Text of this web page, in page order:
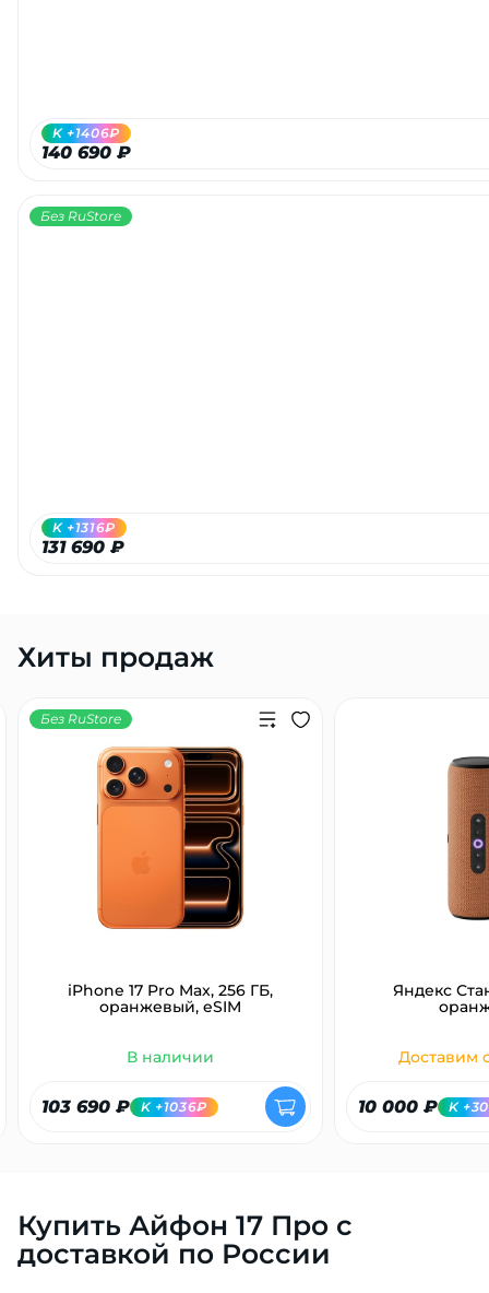
140 690 ₽
K +1406₽
Без RuStore
131 690 ₽
K +1316₽
Хиты продаж
Без RuStore
iPhone 17 Pro Max, 256 ГБ,
оранжевый, eSIM
В наличии
103 690 ₽ K +1036₽
Яндекс
Доставим
10 000 ₽ K
Купить Айфон 17 Про с
доставкой по России